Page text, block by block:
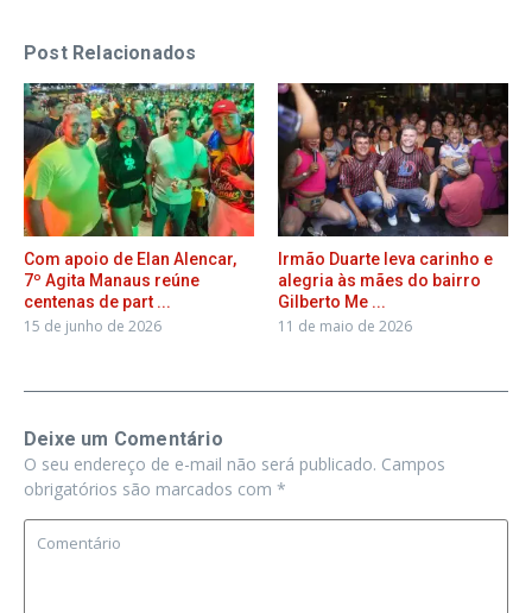
Post Relacionados
Com apoio de Elan Alencar,
7º Agita Manaus reúne
centenas de part ...
15 de junho de 2026
Irmão Duarte leva carinho e
alegria às mães do bairro
Gilberto Me ...
11 de maio de 2026
Deixe um Comentário
O seu endereço de e-mail não será publicado. Campos
obrigatórios são marcados com *